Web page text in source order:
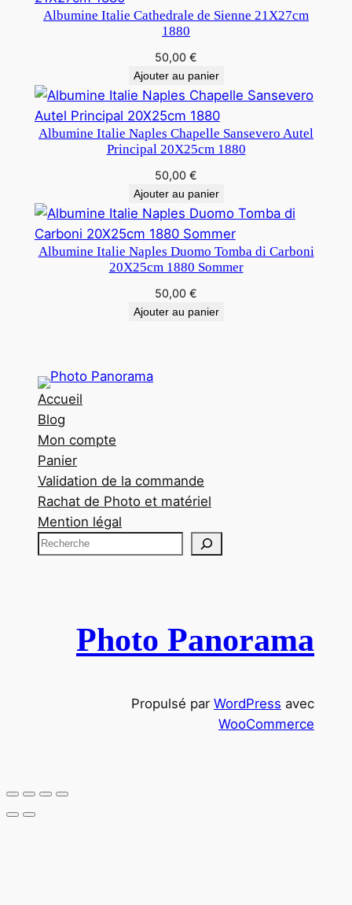
Albumine Italie Cathedrale de Sienne 21X27cm
1880
50,00 €
Ajouter au panier
Albumine Italie Naples Chapelle Sansevero Autel
Principal 20X25cm 1880
50,00 €
Ajouter au panier
Albumine Italie Naples Duomo Tomba di Carboni
20X25cm 1880 Sommer
50,00 €
Ajouter au panier
Accueil
Blog
Mon compte
Panier
Validation de la commande
Rachat de Photo et matériel
Mention légal
R
Photo Panorama
Propulsé par WordPress avec
WooCommerce